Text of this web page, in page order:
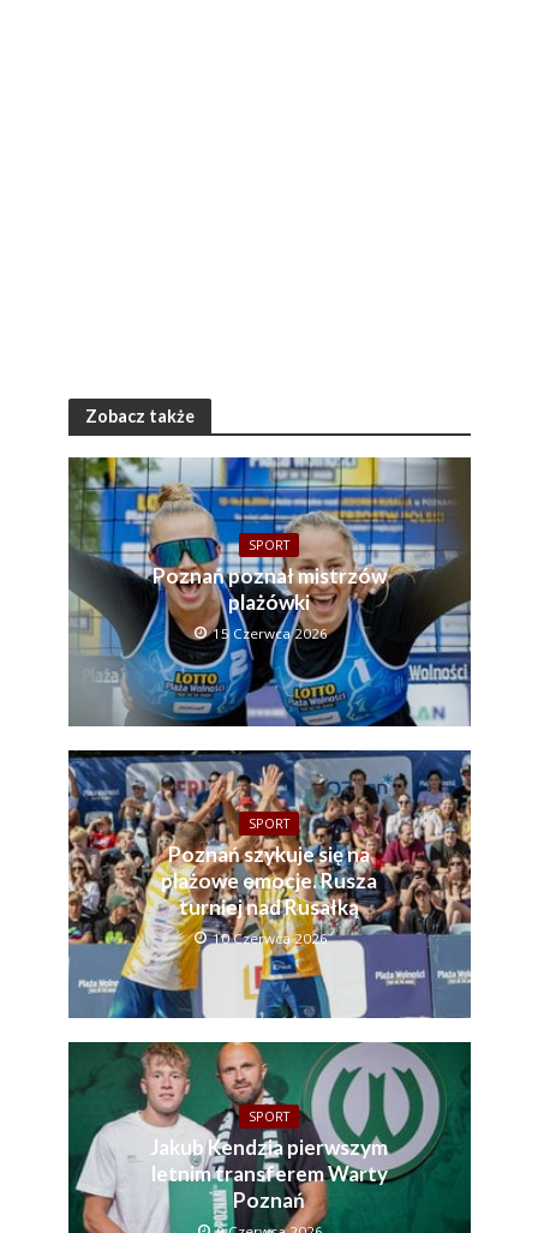
Zobacz także
SPORT
Poznań poznał mistrzów
plażówki
15 Czerwca 2026
SPORT
Poznań szykuje się na
plażowe emocje. Rusza
turniej nad Rusałką
10 Czerwca 2026
SPORT
Jakub Kendzia pierwszym
letnim transferem Warty
Poznań